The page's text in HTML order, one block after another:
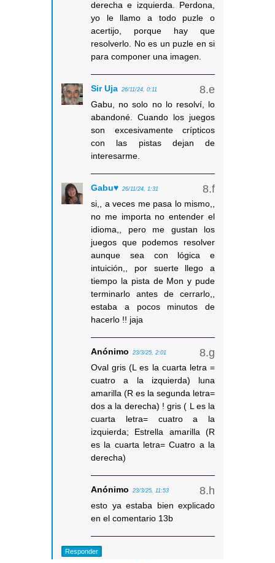
derecha e izquierda. Perdona,
yo le llamo a todo puzle o
acertijo, porque hay que
resolverlo. No es un puzle en si
para componer una imagen.
Sir Uja 26/11/24, 0:11
Gabu, no solo no lo resolví, lo
abandoné. Cuando los juegos
son excesivamente crípticos
con las pistas dejan de
interesarme.
Gabu♥ 26/11/24, 1:31
si,, a veces me pasa lo mismo,,
no me importa no entender el
idioma,, pero me gustan los
juegos que podemos resolver
aunque sea con lógica e
intuición,, por suerte llego a
tiempo la pista de Mon y pude
terminarlo antes de cerrarlo,,
estaba a pocos minutos de
hacerlo !! jaja
Anónimo 23/3/25, 2:01
Oval gris (L es la cuarta letra =
cuatro a la izquierda) luna
amarilla (R es la segunda letra=
dos a la derecha) ! gris ( L es la
cuarta letra= cuatro a la
izquierda; Estrella amarilla (R
es la cuarta letra= Cuatro a la
derecha)
Anónimo 23/3/25, 11:53
esto ya estaba bien explicado
en el comentario 13b
Responder